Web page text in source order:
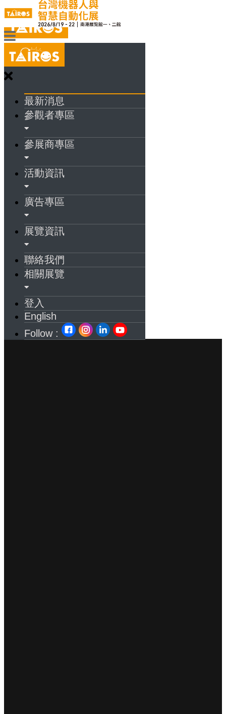
最新消息
參觀者專區
參展商專區
活動資訊
廣告專區
展覽資訊
聯絡我們
相關展覽
登入
English
Follow :